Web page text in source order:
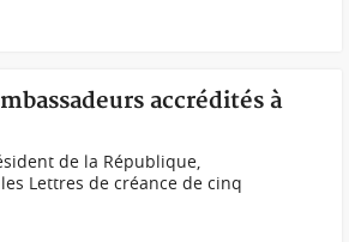
accrédités à
de la République,
Lettres de créance de cinq